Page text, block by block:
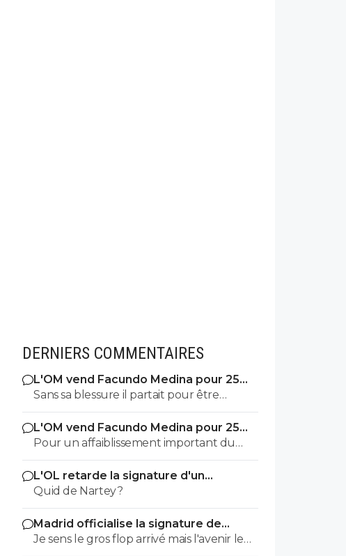
DERNIERS COMMENTAIRES
L'OM vend Facundo Medina pour 25ME
à Leverkusen
Sans sa blessure il partait pour être
titulaire indiscutable.
L'OM vend Facundo Medina pour 25ME
à Leverkusen
Pour un affaiblissement important du
niveau
L'OL retarde la signature d'un
mondialiste
Quid de Nartey?
Madrid officialise la signature de
Diomande, le plus gros transfert de
Je sens le gros flop arrivé mais l'avenir le